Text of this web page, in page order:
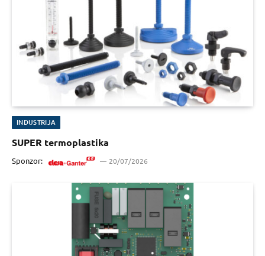
INDUSTRIJA
SUPER termoplastika
Sponzor: 20/07/2026